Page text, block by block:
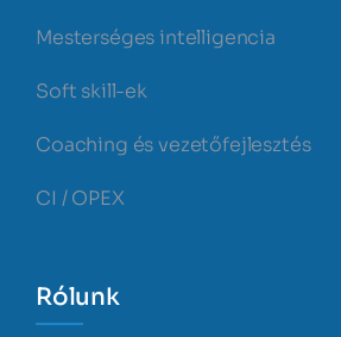
Mesterséges intelligencia
Soft skill-ek
Coaching és vezetőfejlesztés
CI / OPEX
Rólunk